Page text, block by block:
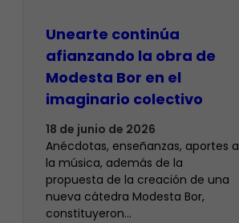
Unearte continúa
afianzando la obra de
Modesta Bor en el
imaginario colectivo
18 de junio de 2026
Anécdotas, enseñanzas, aportes a
la música, además de la
propuesta de la creación de una
nueva cátedra Modesta Bor,
constituyeron…